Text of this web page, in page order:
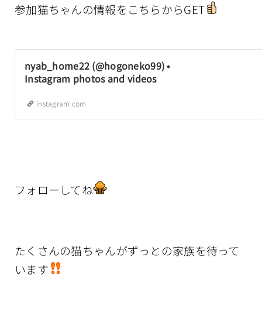
参加猫ちゃんの情報をこちらからGET
nyab_home22 (@hogoneko99) •
Instagram photos and videos
instagram.com
フォローしてね
たくさんの猫ちゃんがずっとの家族を待って
います